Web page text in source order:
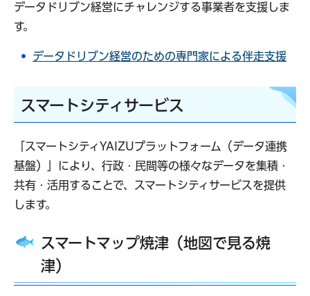
データドリブン経営にチャレンジする事業者を支援しま
す。
データドリブン経営のための専門家による伴走支援
スマートシティサービス
「スマートシティYAIZUプラットフォーム（データ連携
基盤）」により、行政・民間等の様々なデータを集積・
共有・活用することで、スマートシティサービスを提供
します。
スマートマップ焼津（地図で見る焼
津）